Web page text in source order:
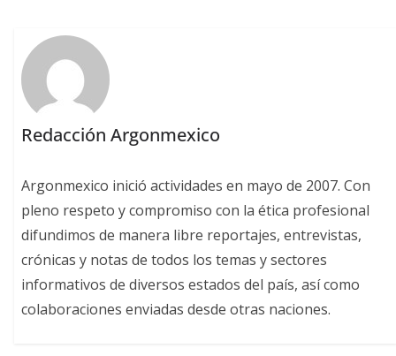
Redacción Argonmexico
Argonmexico inició actividades en mayo de 2007. Con
pleno respeto y compromiso con la ética profesional
difundimos de manera libre reportajes, entrevistas,
crónicas y notas de todos los temas y sectores
informativos de diversos estados del país, así como
colaboraciones enviadas desde otras naciones.